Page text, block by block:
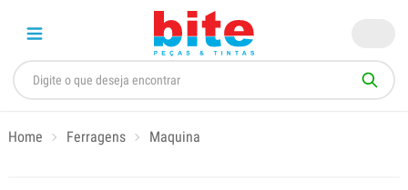
Home Ferragens Maquina